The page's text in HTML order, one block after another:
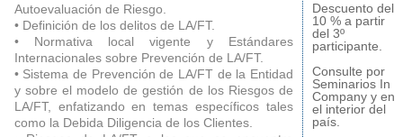
Autoevaluación de Riesgo.
• Definición de los delitos de LA/FT.
• Normativa local vigente y Estándares
Internacionales sobre Prevención de LA/FT.
• Sistema de Prevención de LA/FT de la Entidad
y sobre el modelo de gestión de los Riesgos de
LA/FT, enfatizando en temas específicos tales
como la Debida Diligencia de los Clientes.
Descuento del
10 % a partir
del 3º
participante.
Consulte por
Seminarios In
Company y en
el interior del
país.